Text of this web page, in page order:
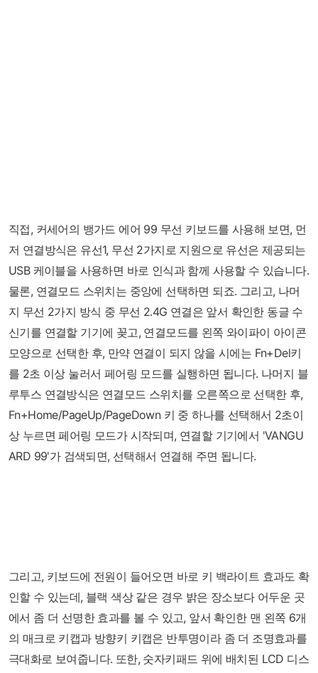
직접, 커세어의 뱅가드 에어 99 무선 키보드를 사용해 보면, 먼
저 연결방식은 유선1, 무선 2가지로 지원으로 유선은 제공되는
USB 케이블을 사용하면 바로 인식과 함께 사용할 수 있습니다.
물론, 연결모드 스위치는 중앙에 선택하면 되죠. 그리고, 나머
지 무선 2가지 방식 중 무선 2.4G 연결은 앞서 확인한 동글 수
신기를 연결할 기기에 꽂고, 연결모드를 왼쪽 와이파이 아이콘
모양으로 선택한 후, 만약 연결이 되지 않을 시에는 Fn+Del키
를 2초 이상 눌러서 페어링 모드를 실행하면 됩니다. 나머지 블
루투스 연결방식은 연결모드 스위치를 오른쪽으로 선택한 후,
Fn+Home/PageUp/PageDown 키 중 하나를 선택해서 2초이
상 누르면 페어링 모드가 시작되며, 연결할 기기에서 'VANGU
ARD 99'가 검색되면, 선택해서 연결해 주면 됩니다.
그리고, 키보드에 전원이 들어오면 바로 키 백라이트 효과도 확
인할 수 있는데, 블랙 색상 같은 경우 밝은 장소보다 어두운 곳
에서 좀 더 선명한 효과를 볼 수 있고, 앞서 확인한 맨 왼쪽 6개
의 매크로 키캡과 방향키 키캡은 반투명이라 좀 더 조명효과를
극대화로 보여줍니다. 또한, 숫자키패드 위에 배치된 LCD 디스